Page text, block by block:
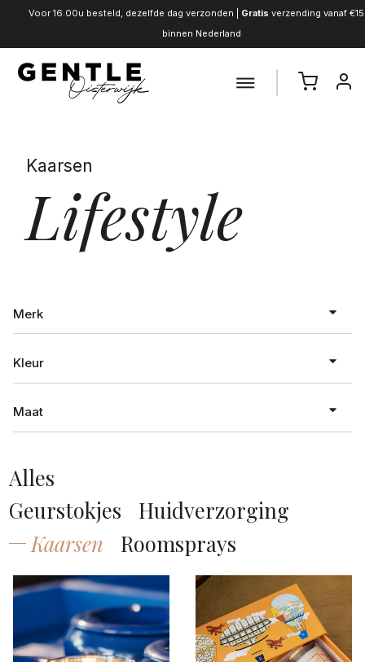
Voor 16.00u besteld, dezelfde dag verzonden | Gratis verzending vanaf
binnen Nederland
Kaarsen
Lifestyle
Merk
Atelier Rebul
Kleur
multi collour
zwart
Maat
Alles
Geurstokjes
Huidverzorging
Kaarsen
Roomsprays